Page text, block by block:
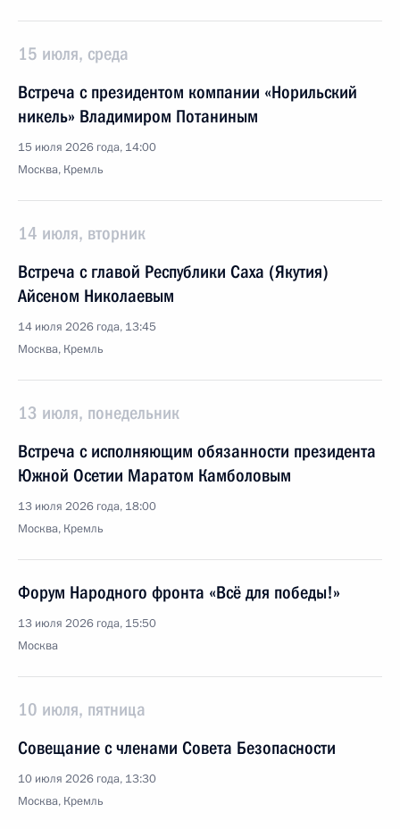
15 июля, среда
Встреча с президентом компании «Норильский
никель» Владимиром Потаниным
15 июля 2026 года, 14:00
Москва, Кремль
14 июля, вторник
Встреча с главой Республики Саха (Якутия)
Айсеном Николаевым
14 июля 2026 года, 13:45
Москва, Кремль
13 июля, понедельник
Встреча с исполняющим обязанности президента
Южной Осетии Маратом Камболовым
13 июля 2026 года, 18:00
Москва, Кремль
Форум Народного фронта «Всё для победы!»
13 июля 2026 года, 15:50
Москва
10 июля, пятница
Совещание с членами Совета Безопасности
10 июля 2026 года, 13:30
Москва, Кремль